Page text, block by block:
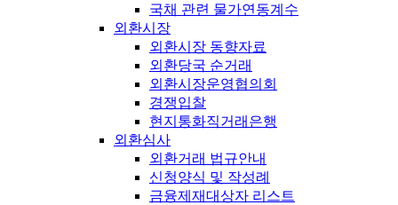
국채 관련 물가연동계수
외환시장
외환시장 동향자료
외환당국 순거래
외환시장운영협의회
경쟁입찰
현지통화직거래은행
외환심사
외환거래 법규안내
신청양식 및 작성례
금융제재대상자 리스트